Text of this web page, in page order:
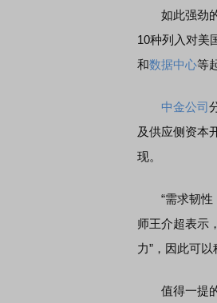
如此强劲的
10种列入对美
和数据中心等
中金公司
及供应侧资本
现。
“需求韧性
师王介超表示
力”，因此可以
值得一提的